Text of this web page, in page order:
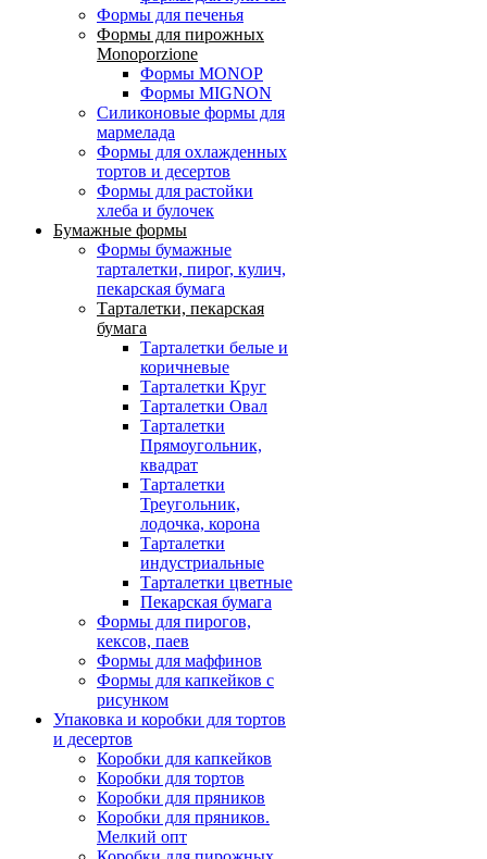
Формы для печенья
Формы для пирожных
Monoporzione
Формы MONOP
Формы MIGNON
Силиконовые формы для
мармелада
Формы для oхлажденных
тортов и десертов
Формы для растойки
хлеба и булочек
Бумажные формы
Формы бумажные
тарталетки, пирог, кулич,
пекарская бумага
Тарталетки, пекарская
бумага
Тарталетки белые и
коричневые
Тарталетки Круг
Тарталетки Овал
Тарталетки
Прямоугольник,
квадрат
Тарталетки
Треугольник,
лодочка, корона
Тарталетки
индустриальные
Тарталетки цветные
Пекарская бумага
Формы для пирогов,
кексов, паев
Формы для маффинов
Формы для капкейков с
рисунком
Упаковка и коробки для тортов
и десертов
Коробки для капкейков
Коробки для тортов
Коробки для пряников
Коробки для пряников.
Мелкий опт